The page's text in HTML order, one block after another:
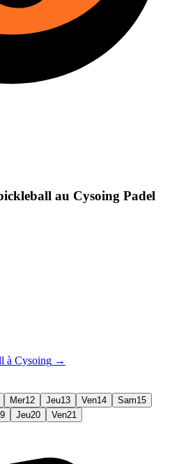
au Cysoing Padel
à Cysoing →
Mer12 Jeu13 Ven14 Sam15
Jeu20 Ven21